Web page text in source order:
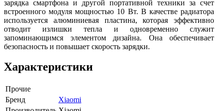
зарядка смартфона и другой портативной техники за счет
встроенного модуля мощностью 10 Вт. В качестве радиатора
используется алюминиевая пластина, которая эффективно
отводит излишки тепла и одновременно служит
запоминающимся элементом дизайна. Она обеспечивает
безопасность и повышает скорость зарядки.
Характеристики
Прочие
Бренд
Xiaomi